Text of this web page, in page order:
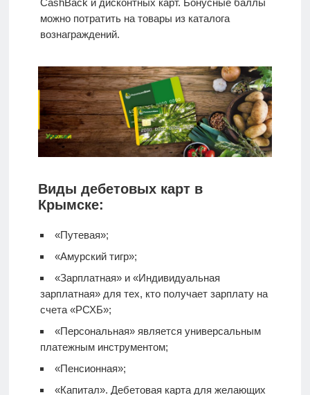
CashBack и дисконтных карт. Бонусные баллы
можно потратить на товары из каталога
вознаграждений.
Виды дебетовых карт в
Крымске:
«Путевая»;
«Амурский тигр»;
«Зарплатная» и «Индивидуальная
зарплатная» для тех, кто получает зарплату на
счета «РСХБ»;
«Персональная» является универсальным
платежным инструментом;
«Пенсионная»;
«Капитал». Дебетовая картадля желающих